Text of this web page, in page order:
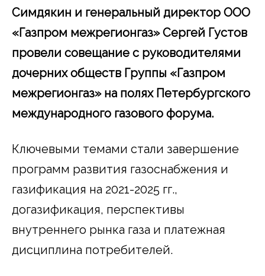
Симдякин и генеральный директор ООО
«Газпром межрегионгаз» Сергей Густов
провели совещание с руководителями
дочерних обществ Группы «Газпром
межрегионгаз» на полях Петербургского
международного газового форума.
Ключевыми темами стали завершение
программ развития газоснабжения и
газификация на 2021-2025 гг.,
догазификация, перспективы
внутреннего рынка газа и платежная
дисциплина потребителей.